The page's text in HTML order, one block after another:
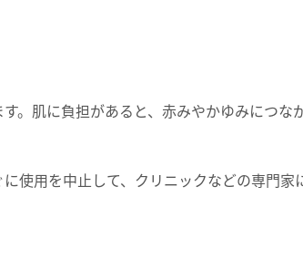
。肌に負担があると、赤みやかゆみにつな
使用を中止して、クリニックなどの専門家